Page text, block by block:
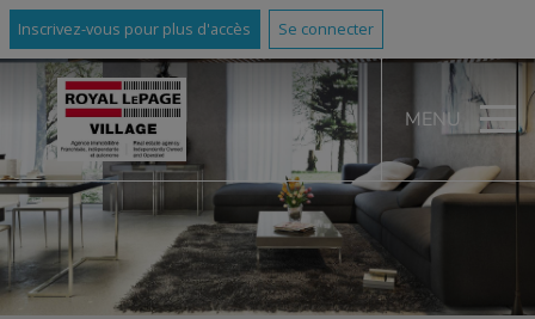
Inscrivez-vous pour plus d'accès Se connecter
MENU